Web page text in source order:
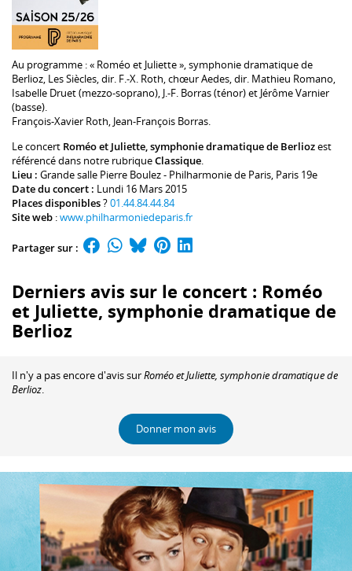
Au programme :« Roméo et Juliette », symphonie dramatique de
Berlioz, Les Siècles, dir. F.-X. Roth, chœur Aedes, dir. Mathieu Romano,
Isabelle Druet(mezzo-soprano), J.-F. Borras (ténor) et Jérôme Varnier
(basse).
François-Xavier Roth, Jean-François Borras.
Le concert Roméo et Juliette, symphonie dramatique de Berliozest
référencé dans notre rubriqueClassique.
Lieu : Grande salle Pierre Boulez - Philharmonie de Paris, Paris 19e
Date du concert : Lundi 16 Mars 2015
Places disponibles?01.44.84.44.84
Site web :www.philharmoniedeparis.fr
Partager sur :
Derniers avis sur le concert : Roméo
et Juliette, symphonie dramatique de
Berlioz
Il n'y a pas encore d'avis surRoméo et Juliette, symphonie dramatique de
Berlioz.
Donner mon avis